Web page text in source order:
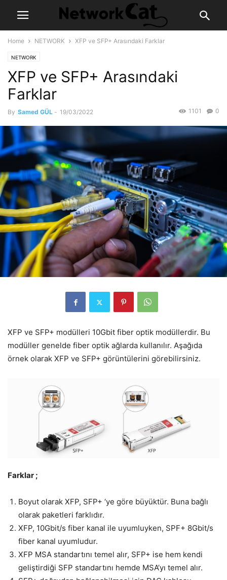
Home NETWORK XFP ve SFP+ Arasındaki Farklar
NETWORK
XFP ve SFP+ Arasındaki
Farklar
By Samed GÜL - 19/03/2022 0
1101
XFP ve SFP+ modülleri 10Gbit fiber optik modüllerdir. Bu
modüller genelde fiber optik ağlarda kullanılır. Aşağıda
örnek olarak XFP ve SFP+ görüntülerini görebilirsiniz.
Farklar ;
Boyut olarak XFP, SFP+ ‘ye göre büyüktür. Buna bağlı
olarak paketleri farklıdır.
XFP, 10Gbit/s fiber kanal ile uyumluyken, SPF+ 8Gbit/s
fiber kanal uyumludur.
XFP MSA standartını temel alır, SFP+ ise hem kendi
geliştirdiği SFP standartını hemde MSA’yı temel alır.